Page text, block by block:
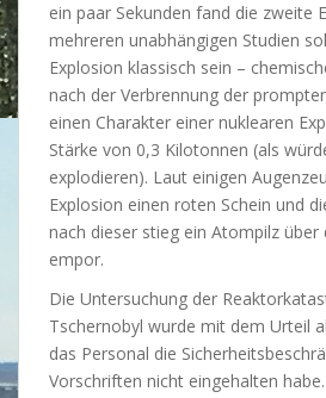
ein paar Sekunden fand die zweite
mehreren unabhängigen Studien
Explosion klassisch sein –
nach der Verbrennung der
einen Charakter einer nuklearen
Stärke von 0,3 Kilotonnen (als
explodieren). Laut einigen
Explosion einen roten Schein und
nach dieser stieg ein Atompilz
empor.
Die Untersuchung der
Tschernobyl wurde mit dem Urteil
das Personal die
Vorschriften nicht eingehalten